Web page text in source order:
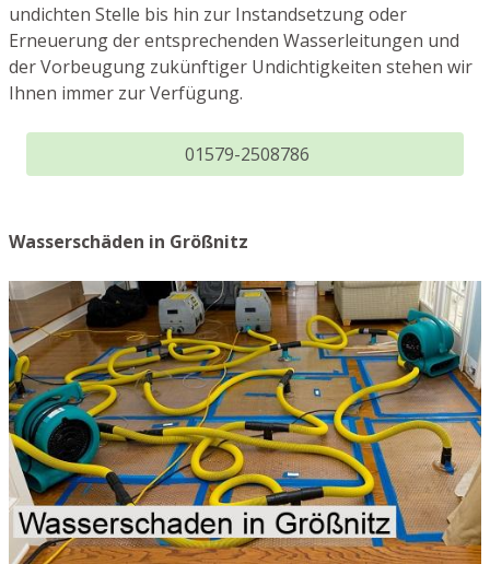
undichten Stelle bis hin zur Instandsetzung oder
Erneuerung der entsprechenden Wasserleitungen und
der Vorbeugung zukünftiger Undichtigkeiten stehen wir
Ihnen immer zur Verfügung.
01579-2508786
Wasserschäden in Größnitz